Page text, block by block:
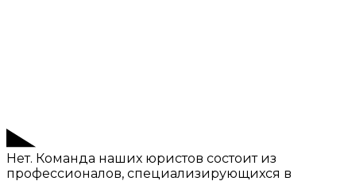
Нет. Команда наших юристов состоит из
профессионалов, специализирующихся в